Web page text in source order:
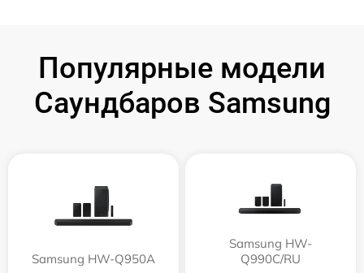
Популярные модели
Саундбаров Samsung
Samsung HW-Q950A
Samsung HW-
Q990C/RU